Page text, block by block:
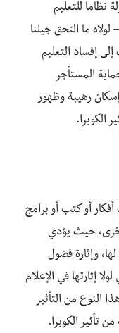
نظاما للتعليم
ما التحق جيلنا
إفساد التعليم
المستأجر
رهيبة وظهور
الكوبرا.
أو كتب أو برامج
حيث يؤدي
وإثارة فضول
إثارتها في الإعلام
النوع من التأثير
تأثير الكوبرا.